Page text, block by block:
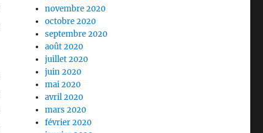
novembre 2020
octobre 2020
septembre 2020
août 2020
juillet 2020
juin 2020
mai 2020
avril 2020
mars 2020
février 2020